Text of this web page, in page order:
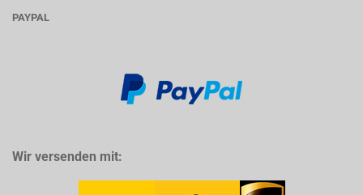
PAYPAL
Wir versenden mit: